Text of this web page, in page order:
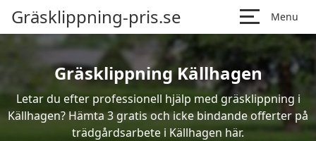
Gräsklippning-pris.se Menu
Gräsklippning Källhagen
Letar du efter professionell hjälp med gräsklippning i
Källhagen? Hämta 3 gratis och icke bindande offerter på
trädgårdsarbete i Källhagen här.